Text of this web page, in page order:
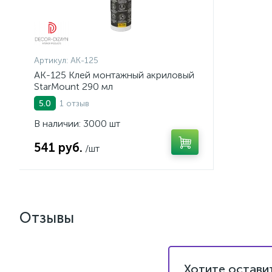
Артикул: AK-125
AK-125 Клей монтажный акриловый
StarMount 290 мл
5.0 1 отзыв
В наличии: 3000 шт
541 руб. /шт
Отзывы
Хотите